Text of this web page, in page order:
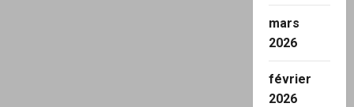
mars
2026
février
2026